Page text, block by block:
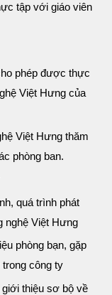
tập với giáo viên
phép được thực
Việt Hưng của
Việt Hưng thăm
phòng ban.
quá trình phát
nghệ Việt Hưng
phòng bạn, gặp
công ty
thiệu sơ bộ về